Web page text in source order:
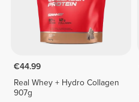
€44.99
Real Whey + Hydro Collagen
907g